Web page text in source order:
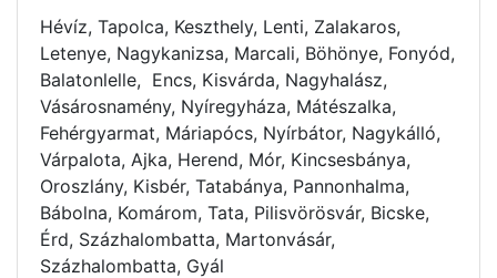
Hévíz, Tapolca, Keszthely, Lenti, Zalakaros,
Letenye, Nagykanizsa, Marcali, Böhönye, Fonyód,
Balatonlelle, Encs, Kisvárda, Nagyhalász,
Vásárosnamény, Nyíregyháza, Mátészalka,
Fehérgyarmat, Máriapócs, Nyírbátor, Nagykálló,
Várpalota, Ajka, Herend, Mór, Kincsesbánya,
Oroszlány, Kisbér, Tatabánya, Pannonhalma,
Bábolna, Komárom, Tata, Pilisvörösvár, Bicske,
Érd, Százhalombatta, Martonvásár,
Százhalombatta, Gyál